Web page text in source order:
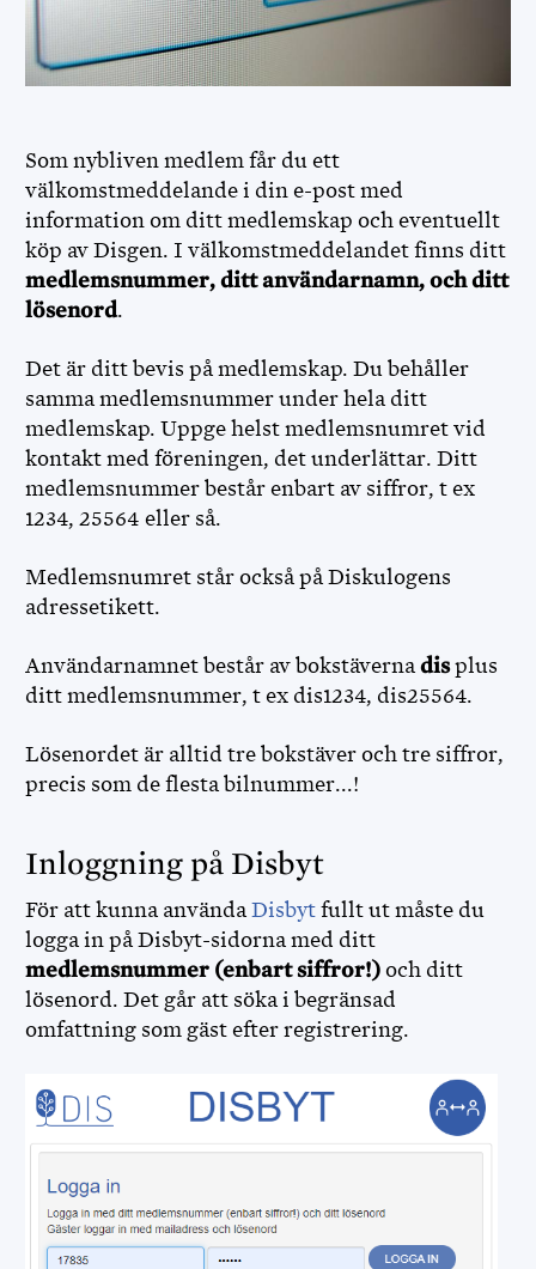
MINISITE IN ENGLISH
DISGEN HANDLEDNING
DIS WEBBSHOP
Som nybliven medlem får du ett
välkomstmeddelande i din e-post med
information om ditt medlemskap och eventuellt
köp av Disgen. I välkomstmeddelandet finns ditt
medlemsnummer, ditt användarnamn, och ditt
lösenord.
Det är ditt bevis på medlemskap. Du behåller
samma medlemsnummer under hela ditt
medlemskap. Uppge helst medlemsnumret vid
kontakt med föreningen, det underlättar. Ditt
medlemsnummer består enbart av siffror, t ex
1234, 25564 eller så.
Medlemsnumret står också på Diskulogens
adressetikett.
Användarnamnet består av bokstäverna displus
ditt medlemsnummer, t ex dis1234, dis25564.
Lösenordet är alltid tre bokstäver och tre siffror,
precis som de flesta bilnummer...!
Inloggning på Disbyt
För att kunna använda Disbyt fullt ut måste du
logga in på Disbyt-sidorna med ditt
medlemsnummer (enbart siffror!) och ditt
lösenord. Det går att söka i begränsad
omfattning som gäst efter registrering.